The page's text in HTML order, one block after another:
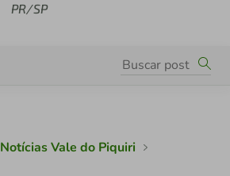
PR/SP
Notícias Vale do Piquiri